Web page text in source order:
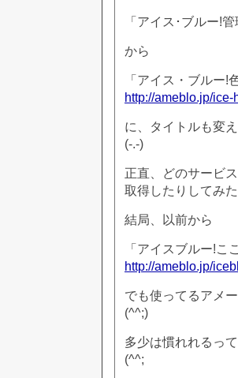
「アイス･ブルー!
から
「アイス・ブルー!
http://ameblo.jp/ice-
に、タイトルも変
(-.-)
正直、どのサービ
取得したりしてみた
結局、以前から
「アイスブルー!こ
http://ameblo.jp/
でも使ってるアメ
(^^;)
多少は慣れれるっ
(^^;